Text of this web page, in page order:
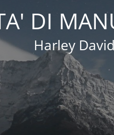
DI
Harley